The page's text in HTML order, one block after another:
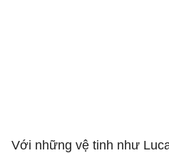
Với những vệ tinh như